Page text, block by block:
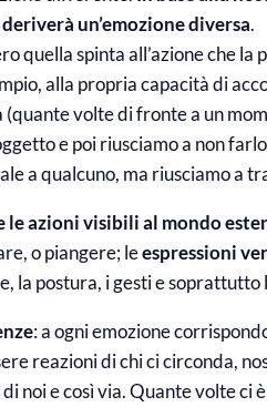
un’emozione diversa.
quella spinta all’azione che
alla propria capacità di
(quante volte di fronte a un
e poi riusciamo a non
a qualcuno, ma riusciamo a
le azioni visibili al mondo
o piangere; leespressioni
la postura, i gesti e soprattutto
: a ogni emozione
reazioni di chi ci circonda,
noi e così via. Quante volte